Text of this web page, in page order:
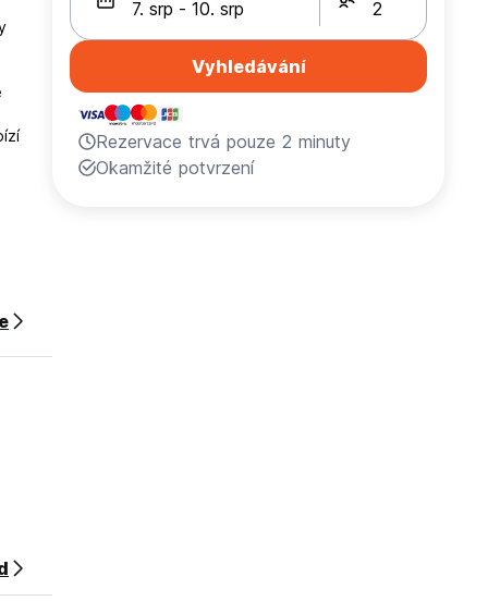
Vyhledávání
Rezervace trvá pouze 2 minuty
Okamžité potvrzení